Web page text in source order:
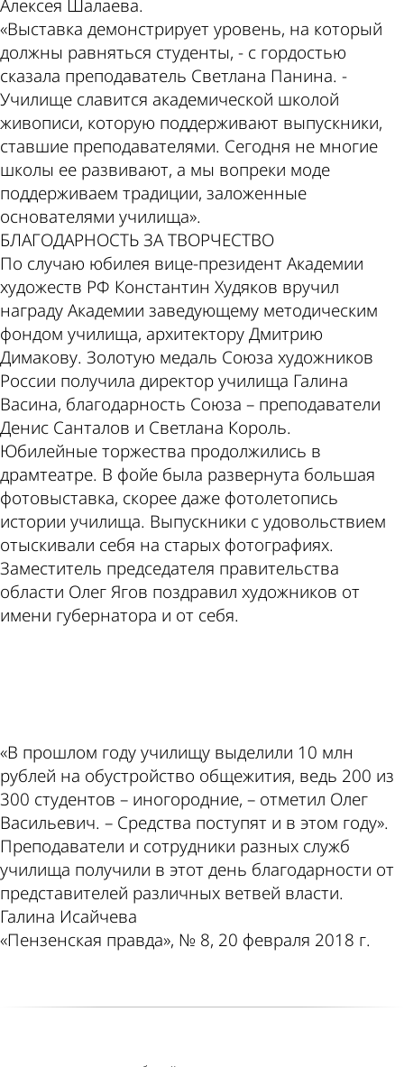
Алексея Шалаева.
«Выставка демонстрирует уровень, на который
должны равняться студенты, - с гордостью
сказала преподаватель Светлана Панина. -
Училище славится академической школой
живописи, которую поддерживают выпускники,
ставшие преподавателями. Сегодня не многие
школы ее развивают, а мы вопреки моде
поддерживаем традиции, заложенные
основателями училища».
БЛАГОДАРНОСТЬ ЗА ТВОРЧЕСТВО
По случаю юбилея вице-президент Академии
художеств РФ Константин Худяков вручил
награду Академии заведующему методическим
фондом училища, архитектору Дмитрию
Димакову. Золотую медаль Союза художников
России получила директор училища Галина
Васина, благодарность Союза – преподаватели
Денис Санталов и Светлана Король.
Юбилейные торжества продолжились в
драмтеатре. В фойе была развернута большая
фотовыставка, скорее даже фотолетопись
истории училища. Выпускники с удовольствием
отыскивали себя на старых фотографиях.
Заместитель председателя правительства
области Олег Ягов поздравил художников от
имени губернатора и от себя.
«В прошлом году училищу выделили 10 млн
рублей на обустройство общежития, ведь 200 из
300 студентов – иногородние, – отметил Олег
Васильевич. – Средства поступят и в этом году».
Преподаватели и сотрудники разных служб
училища получили в этот день благодарности от
представителей различных ветвей власти.
Галина Исайчева
«Пензенская правда», № 8, 20 февраля 2018 г.